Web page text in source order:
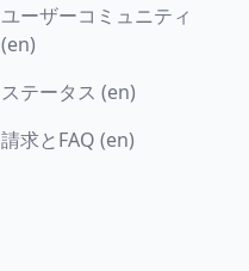
ユーザーコミュニティ
(en)
ステータス (en)
請求とFAQ (en)